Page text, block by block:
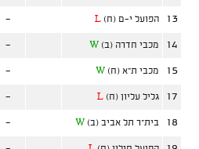
13 הפועל י-ם (ח) L
-
14 מכבי חדרה (ב) W
-
15 מכבי ת"א (ח) W
-
17 גליל עליון (ח) L
-
18 בית"ר תל אביב (ב) W
-